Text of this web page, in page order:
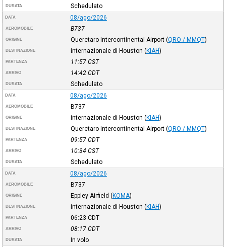
DURATA Schedulato
DATA 08/ago/2026
AEROMOBILE B737
ORIGINE Queretaro Intercontinental Airport (QRO / MMQT)
DESTINAZIONE internazionale di Houston (KIAH)
PARTENZA 11:57 CST
ARRIVO 14:42 CDT
DURATA Schedulato
DATA 08/ago/2026
AEROMOBILE B737
ORIGINE internazionale di Houston (KIAH)
DESTINAZIONE Queretaro Intercontinental Airport (QRO / MMQT)
PARTENZA 09:57 CDT
ARRIVO 10:34 CST
DURATA Schedulato
DATA 08/ago/2026
AEROMOBILE B737
ORIGINE Eppley Airfield (KOMA)
DESTINAZIONE internazionale di Houston (KIAH)
PARTENZA 06:23 CDT
ARRIVO 08:17 CDT
DURATA In volo